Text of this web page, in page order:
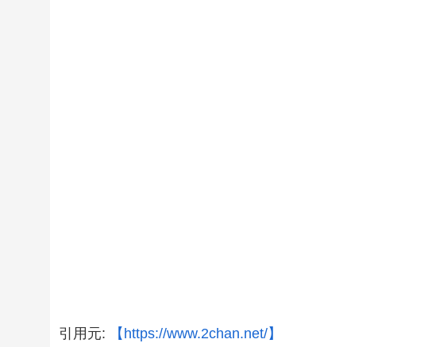
引用元: 【https://www.2chan.net/】